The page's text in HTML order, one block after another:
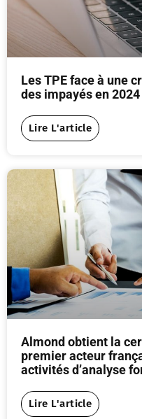
Les TPE face à une
des impayés en 2024
Lire L'article
Almond obtient la
premier acteur
activités d’analyse
Lire L'article